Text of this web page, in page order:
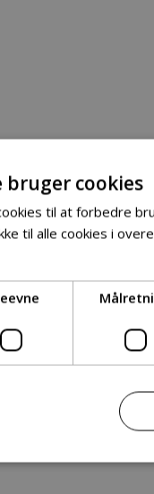
bruger cookies
til at forbedre
til alle cookies i